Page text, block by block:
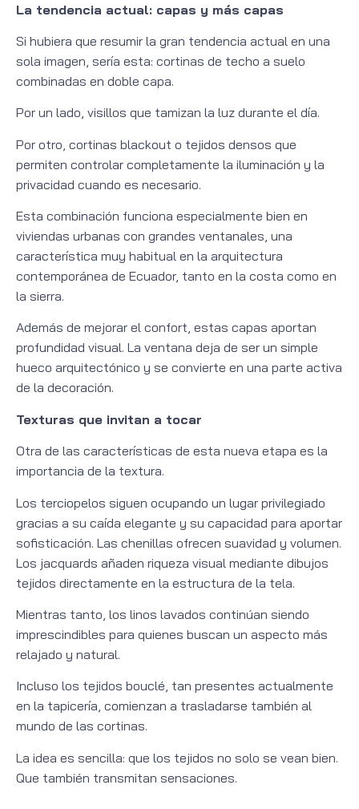
La tendencia actual: capas y más capas
Si hubiera que resumir la gran tendencia actual en una
sola imagen, sería esta: cortinas de techo a suelo
combinadas en doble capa.
Por un lado, visillos que tamizan la luz durante el día.
Por otro, cortinas blackout o tejidos densos que
permiten controlar completamente la iluminación y la
privacidad cuando es necesario.
Esta combinación funciona especialmente bien en
viviendas urbanas con grandes ventanales, una
característica muy habitual en la arquitectura
contemporánea de Ecuador, tanto en la costa como en
la sierra.
Además de mejorar el confort, estas capas aportan
profundidad visual. La ventana deja de ser un simple
hueco arquitectónico y se convierte en una parte activa
de la decoración.
Texturas que invitan a tocar
Otra de las características de esta nueva etapa es la
importancia de la textura.
Los terciopelos siguen ocupando un lugar privilegiado
gracias a su caída elegante y su capacidad para aportar
sofisticación. Las chenillas ofrecen suavidad y volumen.
Los jacquards añaden riqueza visual mediante dibujos
tejidos directamente en la estructura de la tela.
Mientras tanto, los linos lavados continúan siendo
imprescindibles para quienes buscan un aspecto más
relajado y natural.
Incluso los tejidos bouclé, tan presentes actualmente
en la tapicería, comienzan a trasladarse también al
mundo de las cortinas.
La idea es sencilla: que los tejidos no solo se vean bien.
Que también transmitan sensaciones.